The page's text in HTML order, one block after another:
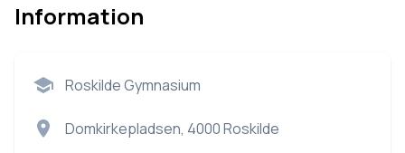
Information
Roskilde Gymnasium
Domkirkepladsen, 4000 Roskilde